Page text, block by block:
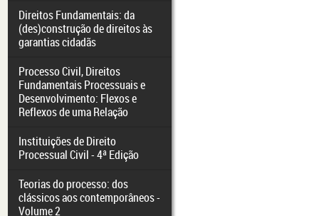
Direitos Fundamentais: da
(des)construção de direitos às
garantias cidadãs
Processo Civil, Direitos
Fundamentais Processuais e
Desenvolvimento: Flexos e
Reflexos de uma Relação
Instituições de Direito
Processual Civil - 4ª Edição
Teorias do processo: dos
clássicos aos contemporâneos -
Volume 2